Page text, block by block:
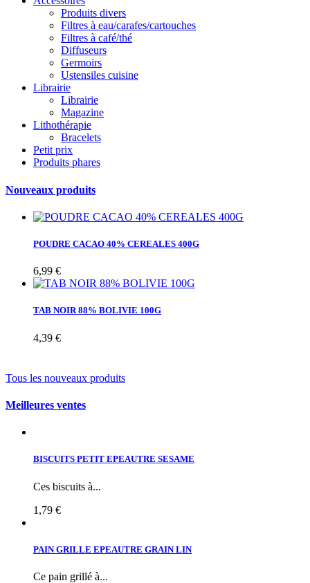
Produits divers
Filtres à eau/carafes/cartouches
Filtres à café/thé
Diffuseurs
Germoirs
Ustensiles cuisine
Librairie
Librairie
Magazine
Lithothérapie
Bracelets
Petit prix
Produits phares
Nouveaux produits
POUDRE CACAO 40% CEREALES 400G
6,99 €
TAB NOIR 88% BOLIVIE 100G
4,39 €
Tous les nouveaux produits
Meilleures ventes
BISCUITS PETIT EPEAUTRE SESAME
Ces biscuits à...
1,79 €
PAIN GRILLE EPEAUTRE GRAIN LIN
Ce pain grillé à...